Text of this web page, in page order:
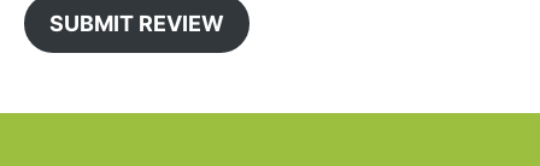
SUBMIT REVIEW